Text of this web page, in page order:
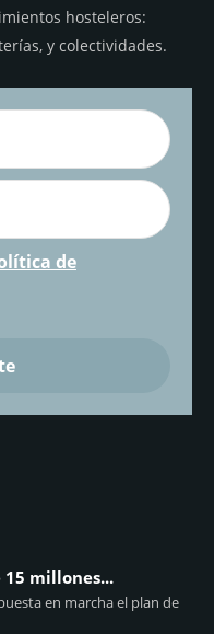
hosteleros:
y colectividades.
de
15 millones...
en marcha el plan de